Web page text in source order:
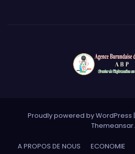
Proudly powered by WordPress |
Themeansar.
A PROPOS DE NOUS ECONOMIE